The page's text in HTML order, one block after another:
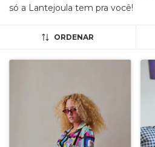
só a Lantejoula tem pra você!
ORDENAR